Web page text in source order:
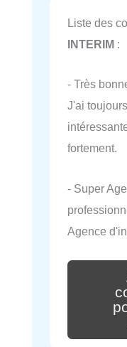
Liste des
INTERIM :
- Très
J'ai
fortement.
- Super
Agence